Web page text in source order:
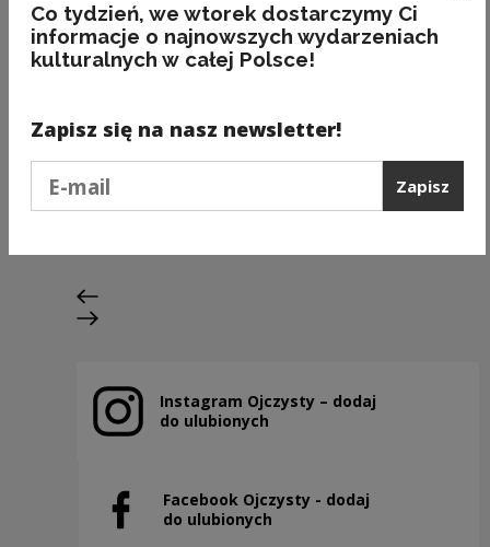
Poprzedni slajd
Następny slajd
Instagram Ojczysty – dodaj
do ulubionych
Uwaga, link zostanie otwarty w nowym oknie
Facebook Ojczysty - dodaj
do ulubionych
Uwaga, link zostanie otwarty w nowym oknie
Co tydzień, we wtorek dostarczymy Ci
informacje o najnowszych wydarzeniach
kulturalnych w całej Polsce!
Zapisz się na nasz newsletter!
Zapisz